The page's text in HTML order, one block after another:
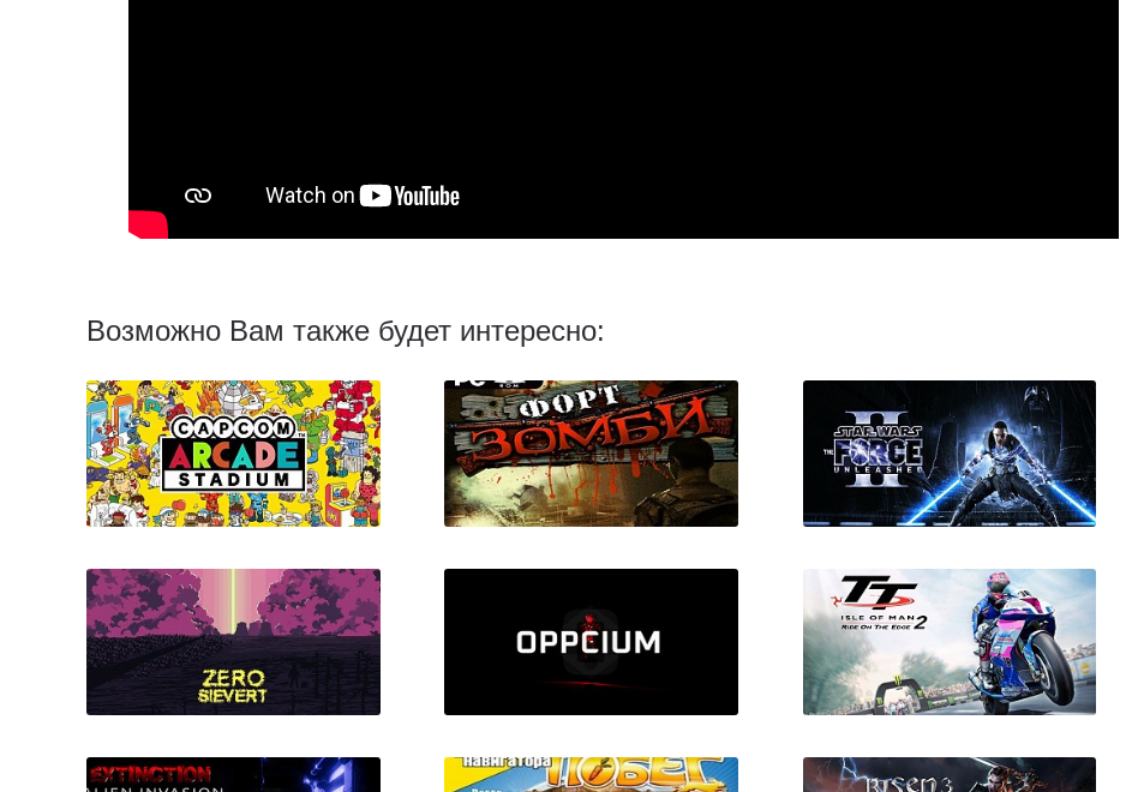
Возможно Вам также будет интересно:
Capcom Arcade Stadium:
Star Wars The Force